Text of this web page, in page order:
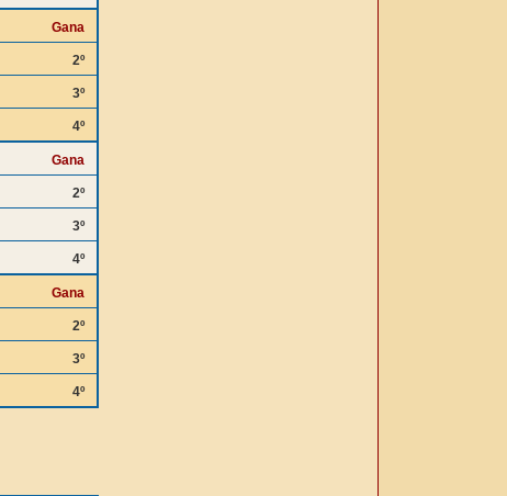
Gana
2º
3º
4º
Gana
2º
3º
4º
Gana
2º
3º
4º